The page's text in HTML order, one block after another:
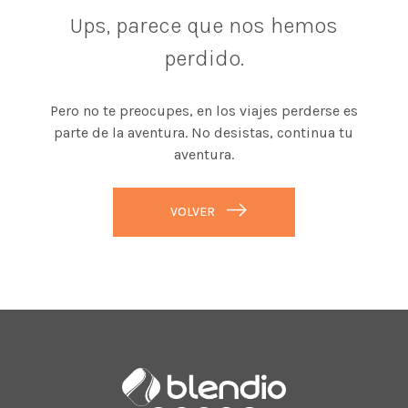
Ups, parece que nos hemos
perdido.
Pero no te preocupes, en los viajes perderse es
parte de la aventura. No desistas, continua tu
aventura.
VOLVER